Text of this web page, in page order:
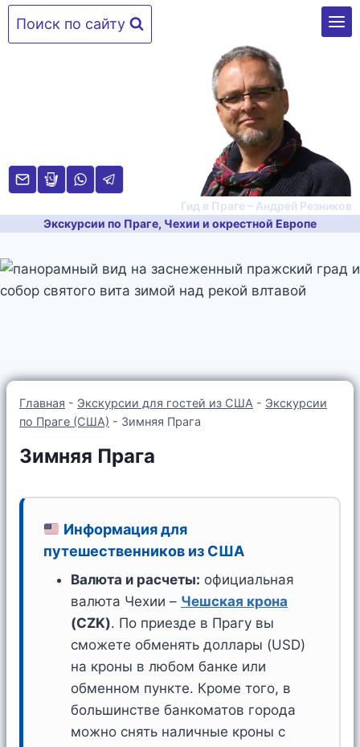
Перейти
Поиск по сайту
Гид в Праге – Андрей Резников
Экскурсии по Праге, Чехии и окрестной Европе
Главная - Экскурсии для гостей из США - Экскурсии
по Праге (США) - Зимняя Прага
Зимняя Прага
Информация для
путешественников из США
Валюта и расчеты: официальная
валюта Чехии – Чешская крона
(CZK). По приезде в Прагу вы
сможете обменять доллары (USD)
на кроны в любом банке или
обменном пункте. Кроме того, в
большинстве банкоматов города
можно снять наличные кроны с